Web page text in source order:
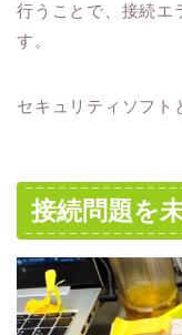
行うことで、接続エ
す。
セキュリティソフト
接続問題を